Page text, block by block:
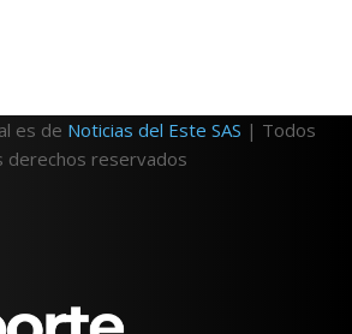
es de Noticias del Este SAS | Todos
derechos reservados